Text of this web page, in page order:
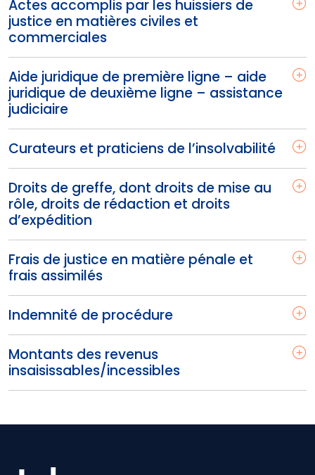
Actes accomplis par les huissiers de
justice en matières civiles et
commerciales
Aide juridique de première ligne – aide
juridique de deuxième ligne – assistance
judiciaire
Curateurs et praticiens de l’insolvabilité
Droits de greffe, dont droits de mise au
rôle, droits de rédaction et droits
d’expédition
Frais de justice en matière pénale et
frais assimilés
Indemnité de procédure
Montants des revenus
insaisissables/incessibles